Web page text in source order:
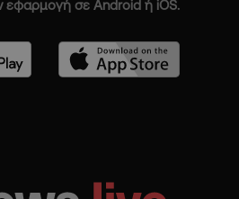
εφαρμογή σε Android ή iOS.